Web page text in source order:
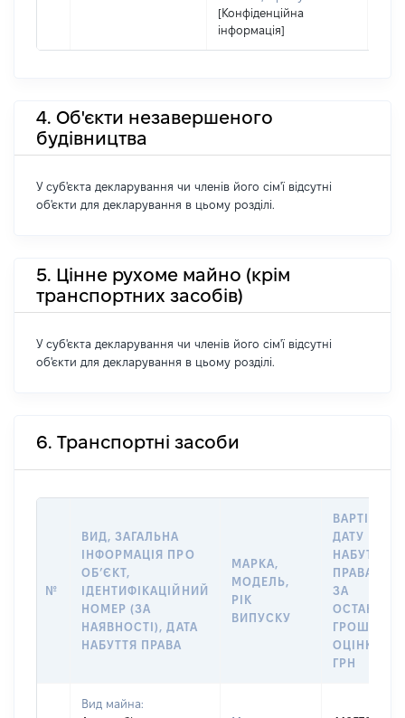
[Конфіденційна
інформація]
4. Об'єкти незавершеного
будівництва
У суб'єкта декларування чи членів його сім'ї відсутні
об'єкти для декларування в цьому розділі.
5. Цінне рухоме майно (крім
транспортних засобів)
У суб'єкта декларування чи членів його сім'ї відсутні
об'єкти для декларування в цьому розділі.
6. Транспортні засоби
№
ВИД, ЗАГАЛЬНА
ІНФОРМАЦІЯ ПРО
ОБʼЄКТ,
ІДЕНТИФІКАЦІЙНИЙ
НОМЕР (ЗА
НАЯВНОСТІ), ДАТА
НАБУТТЯ ПРАВА
МАРКА,
МОДЕЛЬ,
РІК
ВИПУСКУ
ВАРТІСТЬ
ДАТУ
НАБУТТЯ
ПРАВА АБО
ЗА
ОЦІНКОЮ,
ГРН
Вид майна: